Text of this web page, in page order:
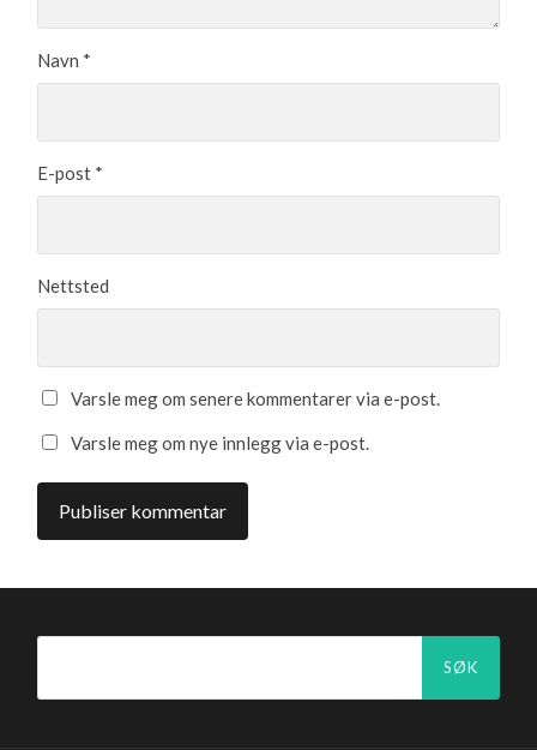
Navn *
E-post *
Nettsted
Varsle meg om senere kommentarer via e-post.
Varsle meg om nye innlegg via e-post.